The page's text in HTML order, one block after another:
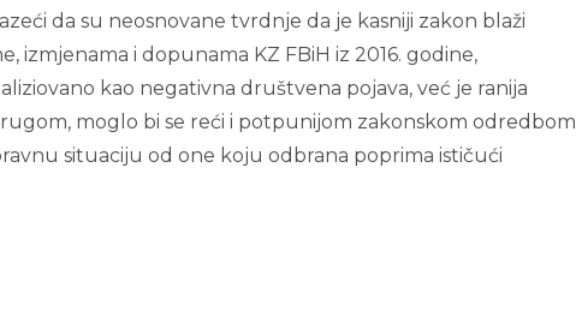
da su neosnovane tvrdnje da je kasniji zakon blaži
izmjenama i dopunama KZ FBiH iz 2016. godine,
kao negativna društvena pojava, već je ranija
moglo bi se reći i potpunijom zakonskom odredbom
situaciju od one koju odbrana poprima ističući